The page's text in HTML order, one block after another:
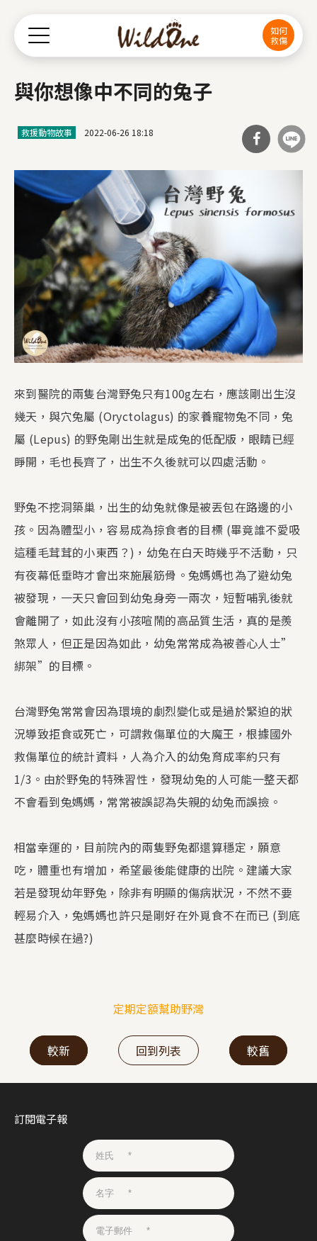
與你想像中不同的兔子
救援動物故事 2022-06-26 18:18
到Fa
來到醫院的兩隻台灣野兔只有100g左右，應該剛出生沒
幾天，與穴兔屬 (Oryctolagus) 的家養寵物兔不同，兔
屬 (Lepus) 的野兔剛出生就是成兔的低配版，眼睛已經
睜開，毛也長齊了，出生不久後就可以四處活動。
野兔不挖洞築巢，出生的幼兔就像是被丟包在路邊的小
孩。因為體型小，容易成為掠食者的目標 (畢竟誰不愛吸
這種毛茸茸的小東西？)，幼兔在白天時幾乎不活動，只
有夜幕低垂時才會出來施展筋骨。兔媽媽也為了避幼兔
被發現，一天只會回到幼兔身旁一兩次，短暫哺乳後就
會離開了，如此沒有小孩喧鬧的高品質生活，真的是羨
煞眾人，但正是因為如此，幼兔常常成為被善心人士”
綁架”的目標。
台灣野兔常常會因為環境的劇烈變化或是過於緊迫的狀
況導致拒食或死亡，可謂救傷單位的大魔王，根據國外
救傷單位的統計資料，人為介入的幼兔育成率約只有
1/3。由於野兔的特殊習性，發現幼兔的人可能一整天都
不會看到兔媽媽，常常被誤認為失親的幼兔而誤撿。
相當幸運的，目前院內的兩隻野兔都還算穩定，願意
吃，體重也有增加，希望最後能健康的出院。建議大家
若是發現幼年野兔，除非有明顯的傷病狀況，不然不要
輕易介入，兔媽媽也許只是剛好在外覓食不在而已 (到底
甚麼時候在過?)
定期定額幫助野灣
較新 回到列表 較舊
訂閱電子報
如何
救傷